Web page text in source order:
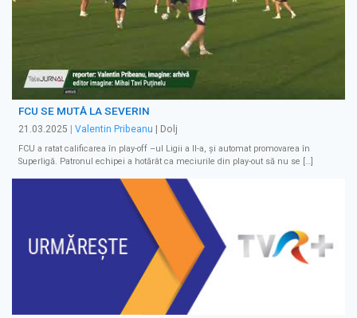
FCU SE MUTĂ LA SEVERIN
21.03.2025 Valentin Pribeanu | Dolj
FCU a ratat calificarea în play-off –ul Ligii a II-a, și automat promovarea în
Superligă. Patronul echipei a hotărât ca meciurile din play-out să nu se […]